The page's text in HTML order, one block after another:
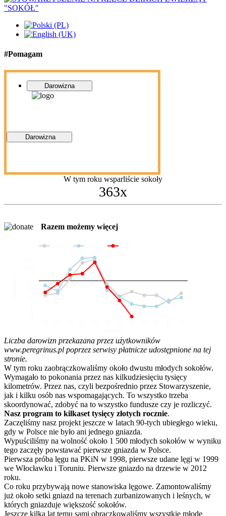
#Pomagam
Darowizna
Darowizna
W tym roku wsparliście sokoły
363x
Razem możemy więcej
Liczba darowizn przekazana przez użytkowników
www.peregrinus.pl poprzez serwisy płatnicze udostępnione na tej
stronie.
W tym roku zaobrączkowaliśmy około dwustu młodych sokołów.
Wymagało to pokonania przez nas kilkudziesięciu tysięcy
kilometrów. Przez nas, czyli bezpośrednio przez Stowarzyszenie,
jak i kilku osób nas wspomagających. To wszystko trzeba
skoordynować, zdobyć na to wszystko fundusze czy je rozliczyć.
Nasz program to kilkaset tysięcy złotych rocznie.
Zaczęliśmy nasz projekt jeszcze w latach 90-tych ubiegłego wieku,
gdy w Polsce nie było ani jednego gniazda.
Wypuściliśmy na wolność około 1 500 młodych sokołów w wyniku
tego zaczęły powstawać pierwsze gniazda w Polsce.
Pierwsza próba lęgu na PKiN w 1998, pierwsze udane lęgi w 1999
we Włocławku i Toruniu. Pierwsze gniazdo na drzewie w 2012
roku.
Co roku przybywają nowe stanowiska lęgowe. Zamontowaliśmy
już około setki gniazd na terenach zurbanizowanych i leśnych, w
których gniazduje większość sokołów.
Jeszcze kilka lat temu sami obrączkowaliśmy wszystkie młode